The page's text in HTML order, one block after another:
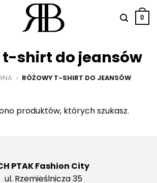
0
t-shirt do jeansów
» RÓŻOWY T-SHIRT DO JEANSÓW
produktów, których szukasz.
PTAK Fashion City
ul. Rzemieślnicza 35